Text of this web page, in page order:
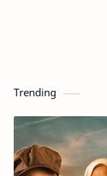
Trending